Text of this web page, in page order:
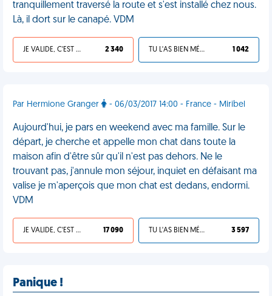
tranquillement traversé la route et s'est installé chez nous.
Là, il dort sur le canapé. VDM
JE VALIDE, C'EST UNE VDM 2 340 TU L'AS BIEN MÉRITÉ 1 042
Par Hermione Granger - 06/03/2017 14:00 - France - Miribel
Aujourd'hui, je pars en weekend avec ma famille. Sur le
départ, je cherche et appelle mon chat dans toute la
maison afin d'être sûr qu'il n'est pas dehors. Ne le
trouvant pas, j'annule mon séjour, inquiet en défaisant ma
valise je m'aperçois que mon chat est dedans, endormi.
VDM
JE VALIDE, C'EST UNE VDM 17 090 TU L'AS BIEN MÉRITÉ 3 597
Panique !